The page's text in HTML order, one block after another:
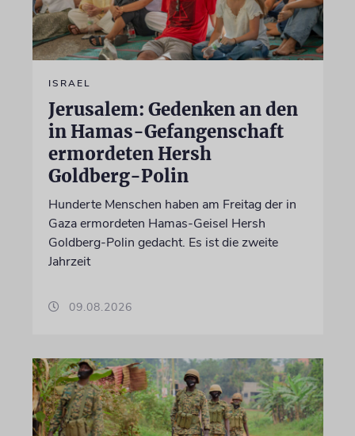
ISRAEL
Jerusalem: Gedenken an den
in Hamas-Gefangenschaft
ermordeten Hersh
Goldberg-Polin
Hunderte Menschen haben am Freitag der in
Gaza ermordeten Hamas-Geisel Hersh
Goldberg-Polin gedacht. Es ist die zweite
Jahrzeit
09.08.2026